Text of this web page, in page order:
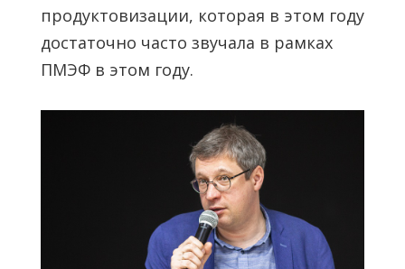
продуктовизации, которая в этом году
достаточно часто звучала в рамках
ПМЭФ в этом году.